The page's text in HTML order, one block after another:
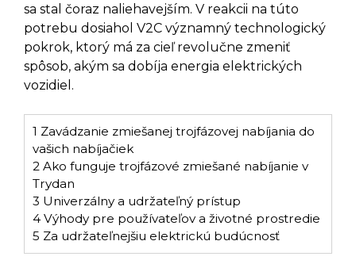
sa stal čoraz naliehavejším. V reakcii na túto
potrebu dosiahol V2C významný technologický
pokrok, ktorý má za cieľ revolučne zmeniť
spôsob, akým sa dobíja energia elektrických
vozidiel.
1 Zavádzanie zmiešanej trojfázovej nabíjania do
vašich nabíjačiek
2 Ako funguje trojfázové zmiešané nabíjanie v
Trydan
3 Univerzálny a udržateľný prístup
4 Výhody pre používateľov a životné prostredie
5 Za udržateľnejšiu elektrickú budúcnosť